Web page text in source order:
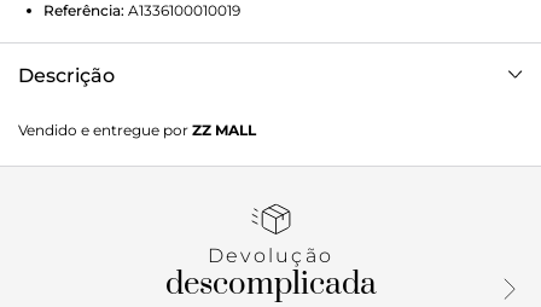
Referência: A1336100010019
Descrição
rasteiro e formato arredondado na ponta, além de sola
emborrachada com travas. Fechado, traz recorte lateral na
superior que fecha em laço sobre o cabedal. Possui costura
calcanhar. Com carimbo geométrico em baixo relevo na
língua, exibe toda a parte superior do pé.
Vendido e entregue por ZZ MALL
Devolução
descomplicada